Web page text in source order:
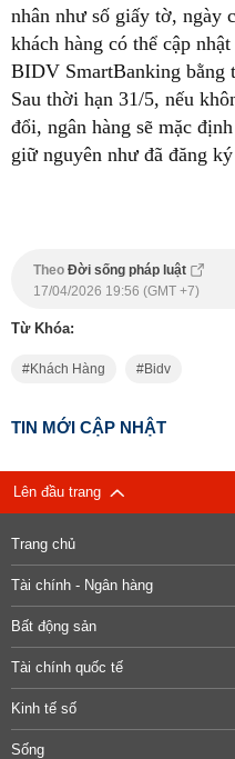
nhân như số giấy tờ, ngày
khách hàng có thể cập
BIDV SmartBanking bằng
Sau thời hạn 31/5, nếu
đổi, ngân hàng sẽ mặc
giữ nguyên như đã đăng
Theo Đời sống pháp luật
17/04/2026 19:56 (GMT +7)
Từ Khóa:
Khách Hàng Bidv
TIN MỚI CẬP NHẬT
Lên đầu trang
Trang chủ
Tài chính - Ngân hàng
Bất động sản
Tài chính quốc tế
Kinh tế số
Sống